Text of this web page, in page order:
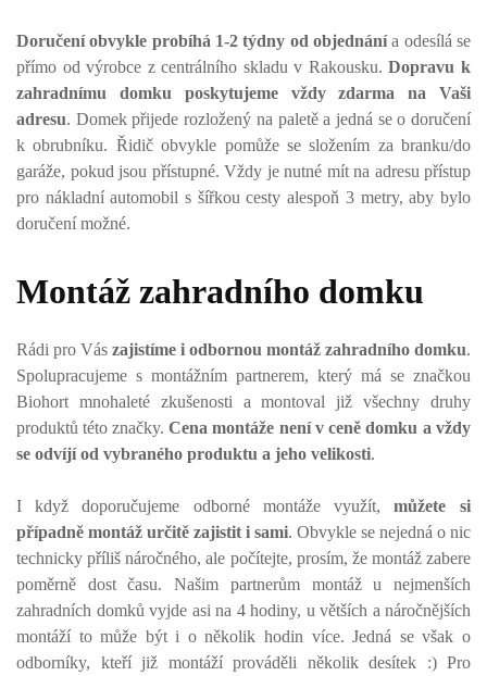
Doručení obvykle probíhá 1-2 týdny od objednánía odesílá se
přímo od výrobce z centrálního skladu v Rakousku. Dopravu k
zahradnímu domku poskytujeme vždy zdarma na Vaši
adresu. Domek přijede rozložený na paletě a jedná se o doručení
k obrubníku. Řidič obvykle pomůže se složením za branku/do
garáže, pokud jsou přístupné. Vždy je nutné mít na adresu přístup
pro nákladní automobil s šířkou cesty alespoň 3 metry, aby bylo
doručení možné.
Montáž zahradního domku
Rádi pro Vás zajistíme i odbornou montáž zahradního domku.
Spolupracujeme s montážním partnerem, který má se značkou
Biohort mnohaleté zkušenosti a montoval již všechny druhy
produktů této značky. Cena montáže není v ceně domku a vždy
se odvíjí od vybraného produktu a jeho velikosti.
I když doporučujeme odborné montáže využít, můžete si
případně montáž určitě zajistit i sami. Obvykle se nejedná o nic
technicky příliš náročného, ale počítejte, prosím, že montáž zabere
poměrně dost času. Našim partnerům montáž u nejmenších
zahradních domků vyjde asi na 4 hodiny, u větších a náročnějších
montáží to může být i o několik hodin více. Jedná se však o
odborníky, kteří již montáží prováděli několik desítek :) Pro